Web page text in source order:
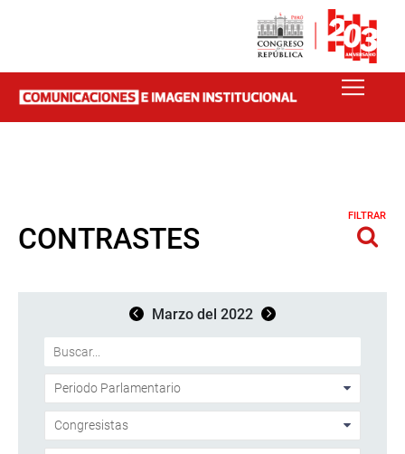
CONTRASTES
FILTRAR
Marzo del 2022